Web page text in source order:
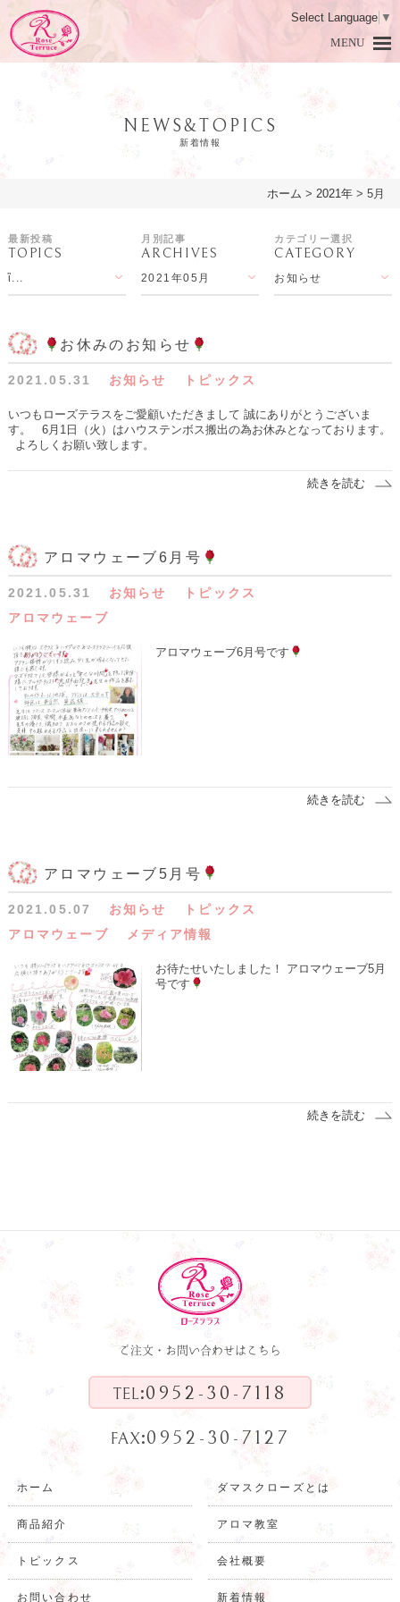
Select Language ▼
MENU
DAMASK ROSE
PRODUCTS 商品紹介
LESSON アロマ教室
NEWS&TOPICS
新着情報
ホーム >2021年 >5月
最新投稿
TOPICS
ἳ...
月別記事
ARCHIVES
2021年05月
カテゴリー選択
CATEGORY
お知らせ
お休みのお知らせ
2021.05.31 お知らせ トピックス
いつもローズテラスをご愛顧いただきまして 誠にありがとうございま
す。 6月1日（火）はハウステンボス搬出の為お休みとなっております。
よろしくお願い致します。
続きを読む
アロマウェーブ6月号
2021.05.31 お知らせ
トピックス
アロマウェーブ
アロマウェーブ6月号です
続きを読む
アロマウェーブ5月号
2021.05.07 お知らせ
トピックス
アロマウェーブ
メディア情報
お待たせいたしました！ アロマウェーブ5月
号です
続きを読む
ご注文・お問い合わせはこちら
TEL:0952-30-7118
FAX:0952-30-7127
ホーム ダマスクローズとは
商品紹介 アロマ教室
トピックス 会社概要
お問い合わせ 新着情報